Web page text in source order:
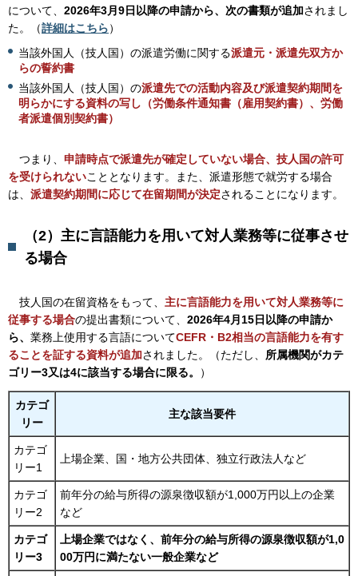
について、 2026年3月9日以降の申請から、次の書類が追加されまし
た。（詳細はこちら）
当該外国人（技人国）の派遣労働に関する派遣元・派遣先双方か
らの誓約書
当該外国人（技人国）の派遣先での活動内容及び派遣契約期間を
明らかにする資料の写し（労働条件通知書（雇用契約書）、労働
者派遣個別契約書）
つまり、 申請時点で派遣先が確定していない場合、技人国の許可
を受けられないこととなります。また、派遣形態で就労する場合
は、 派遣契約期間に応じて在留期間が決定されることになります。
（2） 主に言語能力を用いて対人業務等に従事させ
る場合
技人国の在留資格をもって、 主に言語能力を用いて対人業務等に
従事する場合の提出書類について、 2026年4月15日以降の申請か
ら、 業務上使用する言語についてCEFR・B2相当の言語能力を有す
ることを証する資料が追加されました。（ただし、 所属機関がカテ
ゴリー3又は4に該当する場合に限る。
）
カテゴ
リー
主な該当要件
カテゴ
リー1
上場企業、国・地方公共団体、独立行政法人など
カテゴ
リー2
前年分の給与所得の源泉徴収額が1,000万円以上の企業
など
カテゴ
リー3
上場企業ではなく、前年分の給与所得の源泉徴収額が1,0
00万円に満たない一般企業など